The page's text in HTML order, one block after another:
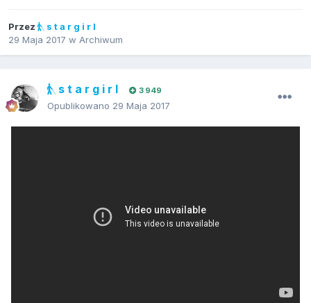
Przez
s t a r g i r l
29 Maja 2017 w Archiwum
s t a r g i r l 3 949
Opublikowano 29 Maja 2017